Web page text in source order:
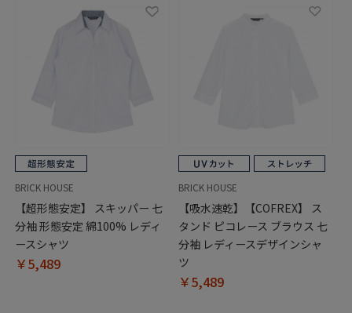
BRICK HOUSE
【超形態安定】 スキッパー 七
分袖 形態安定 綿100% レディ
ースシャツ
￥5,489
BRICK HOUSE
【吸水速乾】【COFREX】 ス
タンド ピコレース ブラウス 七
分袖 レディースデザインシャ
ツ
￥5,489